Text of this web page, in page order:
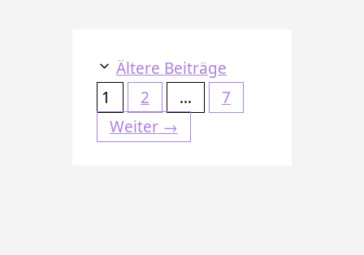
Ältere Beiträge
Seite
1 Seite
2 … Seite
7
Weiter →